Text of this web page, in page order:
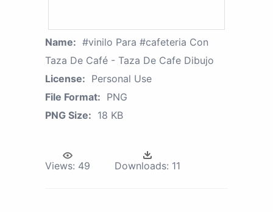
Name: #vinilo Para #cafeteria Con
Taza De Café - Taza De Cafe Dibujo
License: Personal Use
File Format: PNG
PNG Size: 18 KB
Views: 49 Downloads: 11